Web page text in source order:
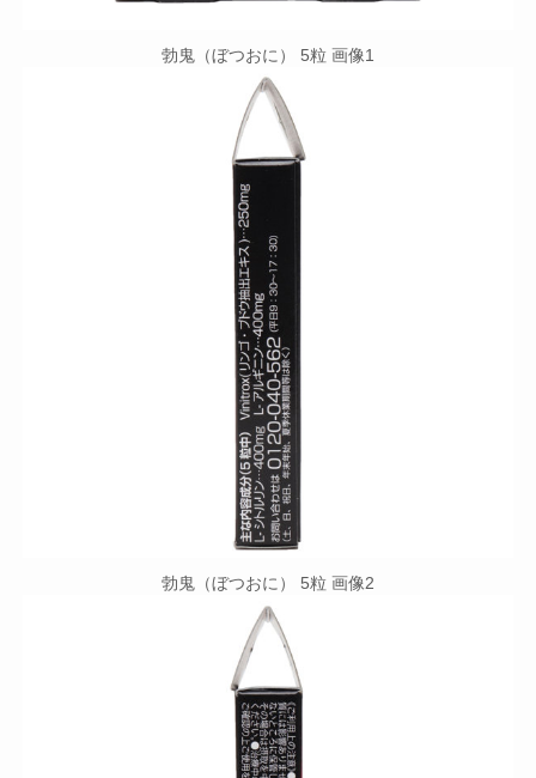
勃鬼（ぼつおに） 5粒 画像1
勃鬼（ぼつおに） 5粒 画像2